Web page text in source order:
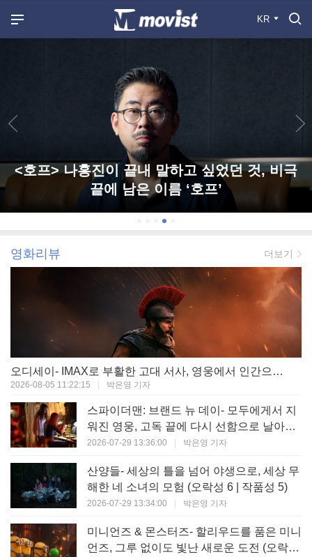
KR
<호프> 나홍진이 끝내 말하고 싶었던 것, 비극
끝에 남은 이름 ‘호프’
영화리뷰 더보기
오디세이- IMAX로 부활한 고대 서사, 영웅에서 인간으로의 귀환 (오락성 9 | 작품성 9)
2026-08-05 11:22:15 박은영 기자
스파이더맨: 브랜드 뉴 데이- 모두에게서 지
워진 영웅, 고독 끝에 다시 선함으로 날아오
르다 (오락성 8 | 작품성 8)
2026-07-29 13:36:00 박은영 기자
산양들- 세상의 틀을 넘어 야생으로, 세상 무
해한 네 소녀의 모험 (오락성 6 | 작품성 5)
2026-07-29 13:34:00 박은영 기자
미니언즈 & 몬스터즈- 할리우드를 품은 미니
언즈, 그루 없이도 빛난 새로운 도전 (오락성